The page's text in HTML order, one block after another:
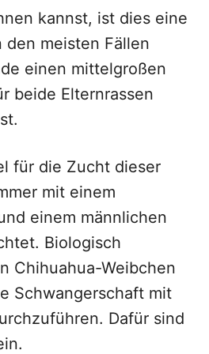
kannst, ist dies eine
den meisten Fällen
einen mittelgroßen
beide Elternrassen
für die Zucht dieser
mit einem
einem männlichen
Biologisch
Chihuahua-Weibchen
Schwangerschaft mit
Dafür sind